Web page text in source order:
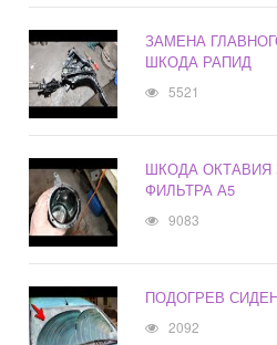
ЗАМЕНА
ШКОДА РАПИД
5521
ШКОДА ОКТАВИЯ
ФИЛЬТРА А5
9083
ПОДОГРЕВ
2092